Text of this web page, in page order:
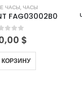
ЧАСЫ, ЧАСЫ
FNQ1X003W9
of 5
$